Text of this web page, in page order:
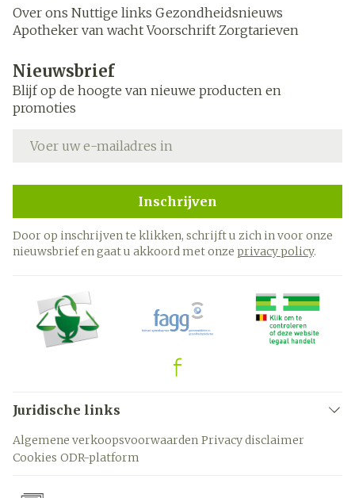
Over ons Nuttige links Gezondheidsnieuws
Apotheker van wacht Voorschrift Zorgtarieven
Nieuwsbrief
Blijf op de hoogte van nieuwe producten en
promoties
Inschrijven
Door op inschrijven te klikken, schrijft u zich in voor onze
nieuwsbrief en gaat u akkoord met onze privacy policy.
Juridische links
Algemene verkoopsvoorwaarden Privacy disclaimer
Cookies ODR-platform